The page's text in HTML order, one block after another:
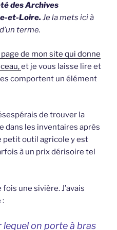
des Archives
et-Loire. Je la mets ici à
terme.
de mon site qui donne
et je vous laisse lire et
comportent un élément
de trouver la
dans les inventaires après
petit outil agricole y est
à un prix dérisoire tel
une sivière. J’avais
:
lequel on porte à bras